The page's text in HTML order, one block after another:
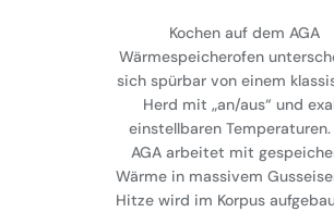
Kochen auf dem AGA
Wärmespeicherofen
sich spürbar von einem
Herd mit „an/aus“ und
einstellbaren Temperaturen.
AGA arbeitet mit
Wärme in massivem
Hitze wird im Korpus